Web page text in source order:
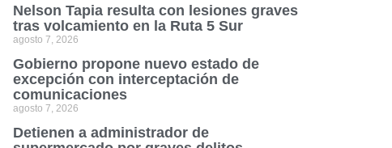
Nelson Tapia resulta con lesiones graves
tras volcamiento en la Ruta 5 Sur
agosto 7, 2026
Gobierno propone nuevo estado de
excepción con interceptación de
comunicaciones
agosto 7, 2026
Detienen a administrador de